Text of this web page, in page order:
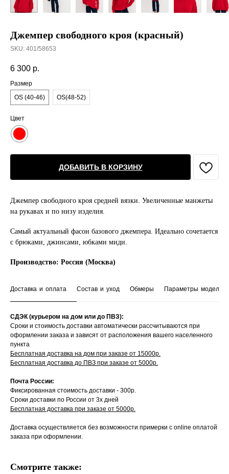
Джемпер свободного кроя (красный)
SKU: 401/58653
6 300 р.
Размер
OS (40-46)
OS(48-52)
Цвет
ДОБАВИТЬ В КОРЗИНУ
Джемпер свободного кроя средней вязки. Увеличенные манжеты
на рукавах и по низу изделия.
Самый актуальный фасон базового джемпера. Идеально сочетается
с брюками, джинсами, юбками миди.
Производство: Россия (Москва)
Доставка и оплата Состав и уход Обмеры Параметры модели
СДЭК (курьером на дом или до ПВЗ):
Сроки и стоимость доставки автоматически рассчитываются при
оформлении заказа и зависят от расположения вашего населенного
пункта
Бесплатная доставка на дом при заказе от 15000р.
Бесплатная доставка до ПВЗ при заказе от 5000р.
Почта России:
Фиксированная стоимость доставки - 300р.
Сроки доставки по России от 3х дней
Бесплатная доставка при заказе от 5000р.
Доставка осуществляется без возможности примерки с online оплатой
заказа при оформлении.
Смотрите также: